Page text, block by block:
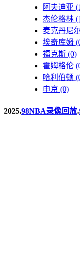
阿夫迪亚
杰伦格林
麦克丹尼
埃奇库姆
福克斯 (0)
霍姆格伦
哈利伯顿
申京 (0)
2025.98NBA录像回放.